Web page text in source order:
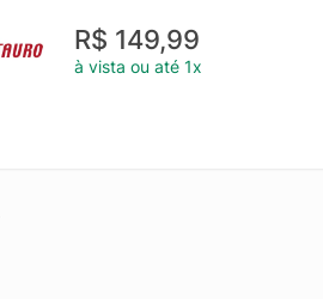
R$ 149,99
à vista ou até 1x